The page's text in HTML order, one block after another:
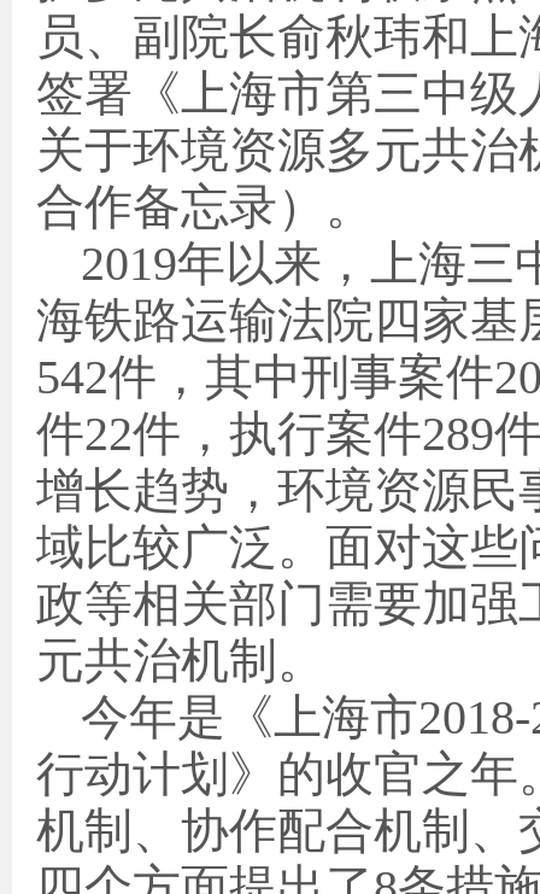
员、副院长俞秋玮和
签署《上海市第三中
关于环境资源多元共
合作备忘录）。
2019年以来，上海三
海铁路运输法院四家基
542件，其中刑事案件
件22件，执行案件289
增长趋势，环境资源民
域比较广泛。面对这些
政等相关部门需要加
元共治机制。
今年是《上海市
行动计划》的收官之年
机制、协作配合机制、